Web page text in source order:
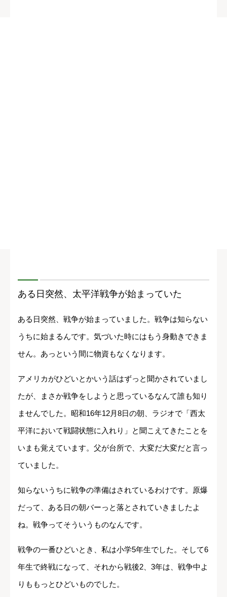
ある日突然、太平洋戦争が始まっていた
ある日突然、戦争が始まっていました。戦争は知らない
うちに始まるんです。気づいた時にはもう身動きできま
せん。あっという間に物資もなくなります。
アメリカがひどいとかいう話はずっと聞かされていまし
たが、まさか戦争をしようと思っているなんて誰も知り
ませんでした。昭和16年12月8日の朝、ラジオで「西太
平洋において戦闘状態に入れり」と聞こえてきたことを
いまも覚えています。父が台所で、大変だ大変だと言っ
ていました。
知らないうちに戦争の準備はされているわけです。原爆
だって、ある日の朝バーっと落とされていきましたよ
ね。戦争ってそういうものなんです。
戦争の一番ひどいとき、私は小学5年生でした。そして6
年生で終戦になって、それから戦後2、3年は、戦争中よ
りももっとひどいものでした。